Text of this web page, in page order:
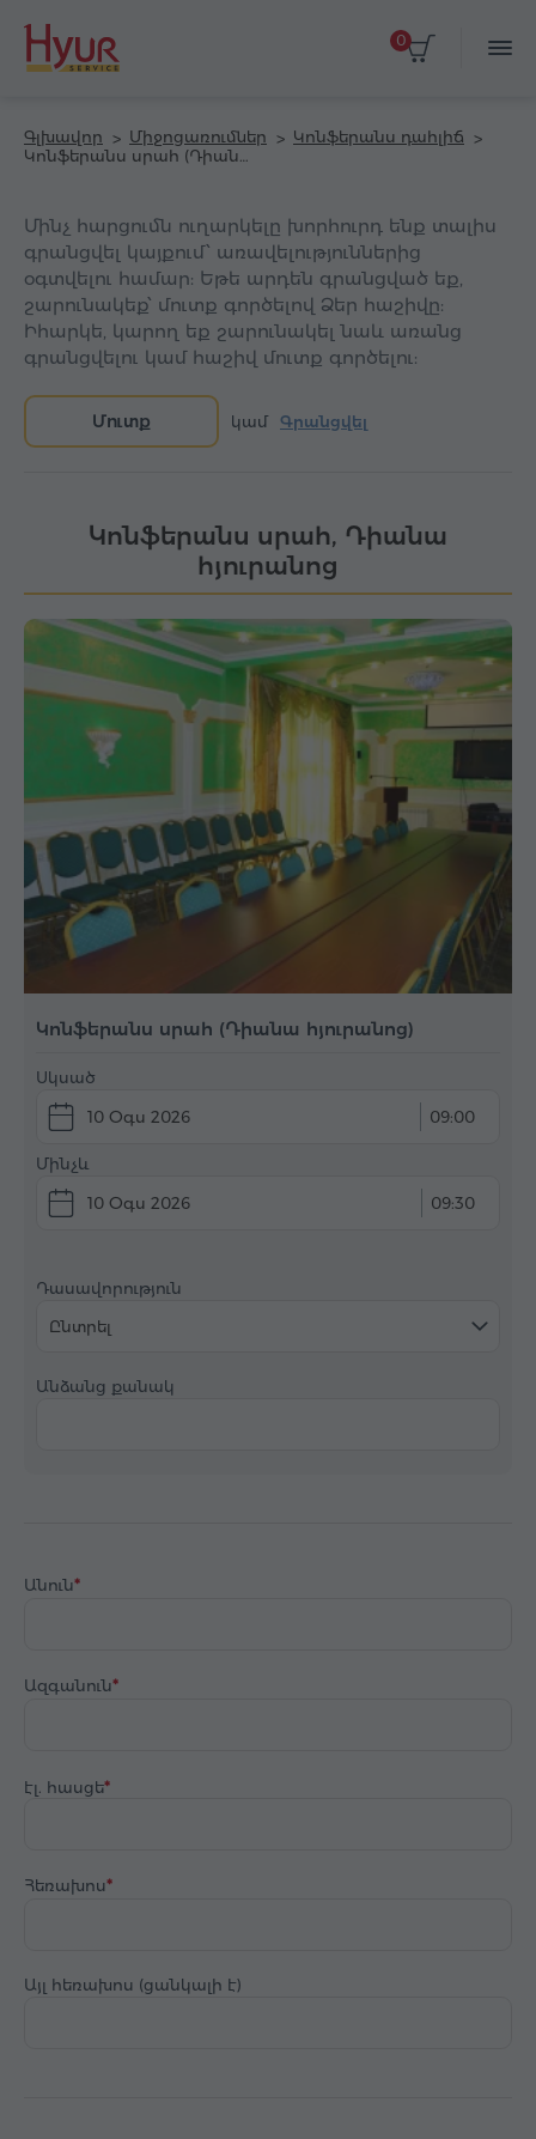
0
Գլխավոր Միջոցառումներ
Կոնֆերանս դահլիճ
Մինչ հարցումն ուղարկելը խորհուրդ ենք տալիս
գրանցվել կայքում՝ առավելություններից
օգտվելու համար: Եթե արդեն գրանցված եք,
շարունակեք՝ մուտք գործելով Ձեր հաշիվը:
Իհարկե, կարող եք շարունակել նաև առանց
գրանցվելու կամ հաշիվ մուտք գործելու:
Մուտք կամ Գրանցվել
Կոնֆերանս սրահ, Դիանա
հյուրանոց
Կոնֆերանս սրահ (Դիանա հյուրանոց)
Սկսած
10 Օգս 2026 09:00
Մինչև
10 Օգս 2026 09:30
Դասավորություն
Ընտրել
Անձանց քանակ
Անուն
Ազգանուն
էլ. հասցե
Հեռախոս
Այլ հեռախոս (ցանկալի է)